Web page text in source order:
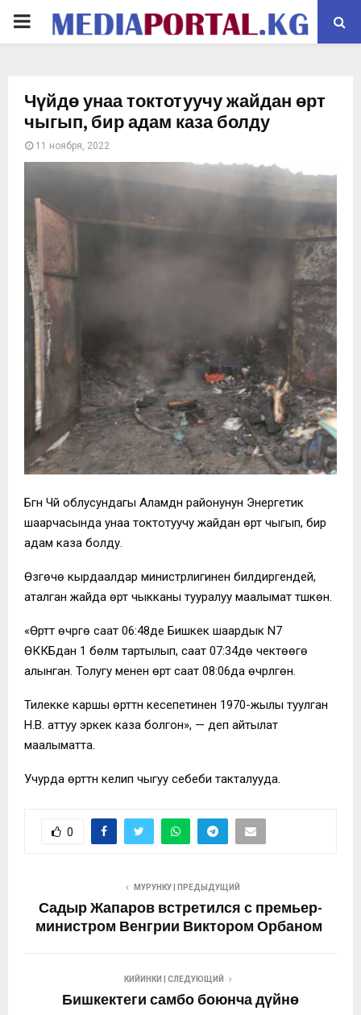
PRIMARY
Чүйдө унаа токтотуучу жайдан өрт
чыгып, бир адам каза болду
11 ноября, 2022
Бүгүн Чүй облусундагы Аламүдүн районунун Энергетик
шаарчасында унаа токтотуучу жайдан өрт чыгып, бир
адам каза болду.
Өзгөчө кырдаалдар министрлигинен билдиргендей,
аталган жайда өрт чыкканы тууралуу маалымат түшкөн.
«Өрттү өчүрүүгө саат 06:48де Бишкек шаардык N7
ӨККБдан 1 бөлүм тартылып, саат 07:34дө чектөөгө
алынган. Толугу менен өрт саат 08:06да өчүрүлгөн.
Тилекке каршы өрттүн кесепетинен 1970-жылы туулган
Н.В. аттуу эркек каза болгон», — деп айтылат
маалыматта.
Учурда өрттүн келип чыгуу себеби такталууда.
0
МУРУНКУ | ПРЕДЫДУЩИЙ
Садыр Жапаров встретился с премьер-
министром Венгрии Виктором Орбаном
КИЙИНКИ | СЛЕДУЮЩИЙ
Бишкектеги самбо боюнча дүйнө